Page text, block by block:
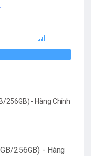
256GB) - Hàng